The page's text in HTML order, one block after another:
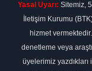
Yasal Uyarı: Sitemiz,
İletişim Kurumu
hizmet
denetleme veya
üyelerimiz